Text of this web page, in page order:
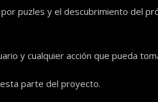
puzles y el descubrimiento del
y cualquier acción que pueda
parte del proyecto.